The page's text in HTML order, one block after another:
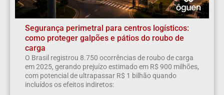
Segurança perimetral para centros logísticos:
como proteger galpões e pátios do roubo de
carga
O Brasil registrou 8.750 ocorrências de roubo de carga
em 2025, gerando prejuízo estimado em R$ 900 milhões,
com potencial de ultrapassar R$ 1 bilhão quando
incluídos os efeitos indiretos: